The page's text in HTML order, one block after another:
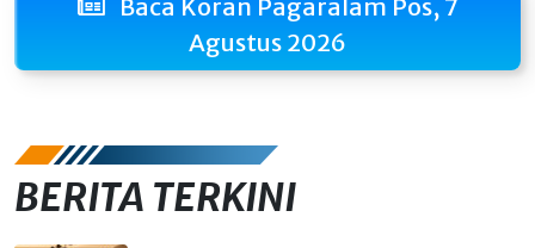
Baca Koran Pagaralam Pos, 7
Agustus 2026
BERITA TERKINI